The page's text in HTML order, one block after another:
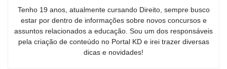
Tenho 19 anos, atualmente cursando Direito, sempre busco
estar por dentro de informações sobre novos concursos e
assuntos relacionados a educação. Sou um dos responsáveis
pela criação de conteúdo no Portal KD e irei trazer diversas
dicas e novidades!